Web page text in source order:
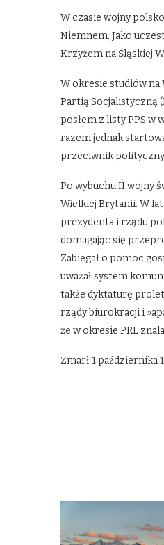
W czasie wojny
Niemnem. Jako
Krzyżem na Śląskiej
W okresie studiów na
Partią Socjalistyczną
posłem z listy PPS
razem jednak
przeciwnik polityczny
Po wybuchu II wojny
Wielkiej Brytanii. W
prezydenta i rządu
domagając się
Zabiegał o pomoc
uważał system
także dyktaturę
rządy biurokracji i
że w okresie PRL
Zmarł 1 października